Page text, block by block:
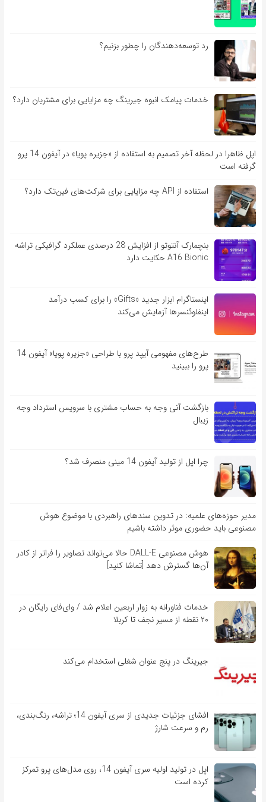
رد توسعه‌دهندگان را چطور بزنیم؟
خدمات پیامک انبوه جیرینگ چه مزایایی برای مشتریان دارد؟
اپل ظاهرا در لحظه آخر تصمیم به استفاده از «جزیره پویا» در آیفون 14 پرو
گرفته است
استفاده از API چه مزایایی برای شرکت‌های فین‌تک دارد؟
بنچمارک آنتوتو از افزایش 28 درصدی عملکرد گرافیکی تراشه
A16 Bionic حکایت دارد
اینستاگرام ابزار جدید «Gifts» را برای کسب درآمد
اینفلوئنسرها آزمایش می‌کند
طرح‌های مفهومی آیپد پرو با طراحی «جزیره پویا» آیفون 14
پرو را ببینید
بازگشت آنی وجه به حساب مشتری با سرویس استرداد وجه
زیبال
چرا اپل از تولید آیفون 14 مینی منصرف شد؟
مدیر حوزه‌های علمیه: در تدوین سندهای راهبردی با موضوع هوش
مصنوعی باید حضوری موثر داشته باشیم
هوش مصنوعی DALL-E حالا می‌تواند تصاویر را فراتر از کادر
آن‌ها گسترش دهد [تماشا کنید]
خدمات فناورانه به زوار اربعین اعلام شد / وای‌فای رایگان در
۲۰ نقطه از مسیر نجف تا کربلا
جیرینگ در پنج عنوان شغلی استخدام می‌کند
افشای جزئیات جدیدی از سری آیفون 14؛ تراشه، رنگ‌بندی،
رم و سرعت شارژ
اپل در تولید اولیه سری آیفون 14، روی مدل‌های پرو تمرکز
کرده است